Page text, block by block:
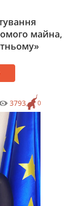
майна,
0
3793